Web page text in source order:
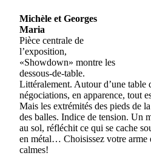
Michèle et Georges
Maria
Pièce centrale de
l’exposition,
«Showdown» montre les
dessous-de-table.
Littéralement. Autour d’une table
négociations, en apparence, tout
Mais les extrémités des pieds de
des balles. Indice de tension. Un
au sol, réfléchit ce qui se cache
en métal… Choisissez votre arme
calmes!